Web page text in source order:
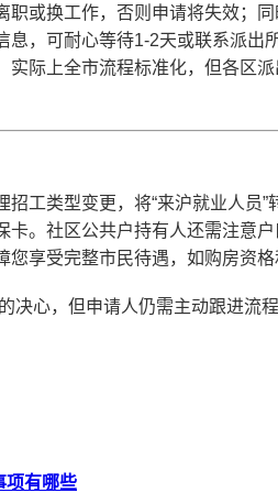
职或换工作，否则申请将失效；
，可耐心等待1-2天或联系派出
际上全市流程标准化，但各区
工类型变更，将“来沪就业人员”
。社区公共户持有人还需注意
享受完整市民待遇，如购房资格
决心，但申请人仍需主动跟进流
项有哪些